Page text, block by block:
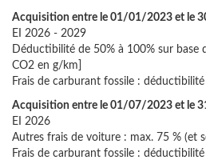
Acquisition entre le 01/01/2023 et le
EI 2026 - 2029
Déductibilité de 50% à 100% sur base
CO2 en g/km]
Frais de carburant fossile :
Acquisition entre le 01/07/2023 et le
EI 2026
Autres frais de voiture : max. 75 % (et
Frais de carburant fossile :